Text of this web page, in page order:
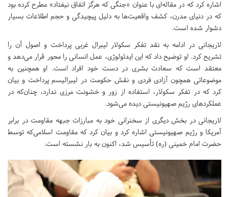
اشاره کرد که در مقاله‌ای با عنوان «جنگی که هرگز اتفاق نیفتاد» مطرح کرده بود
که در دنیای مدرن، کشف واقعیت‌ها به دلیل پیچیدگی و حجم اطلاعات بسیار
دشوار شده است.
لاریجانی در ادامه به نقد تفکر سکولار لیبرال غربی پرداخت و اصول آن را
تشریح کرد. او توضیح داد که این ایدئولوژی، عمل انسانی را محور قرار می‌دهد و
معتقد است که سعادت بشری در دست خود افراد است. او همچنین به
موضوعاتی همچون آزادی فردی و نقش حکومت در لیبرالیسم پرداخت و بیان
کرد که در تفکر سکولار، استفاده از زور و خشونت مرزی ندارد، چنان‌که در
عملکردهای رژیم صهیونیستی دیده می‌شود.
لاریجانی در بخش دیگری از سخنرانی خود به مبارزات جبهه مقاومت در برابر
آمریکا و رژیم صهیونیستی اشاره کرد و بیان کرد که مقاومت اسلامی‌که توسط
حضرت امام خمینی (ره) تأسیس شد، اکنون به بار نشسته است.